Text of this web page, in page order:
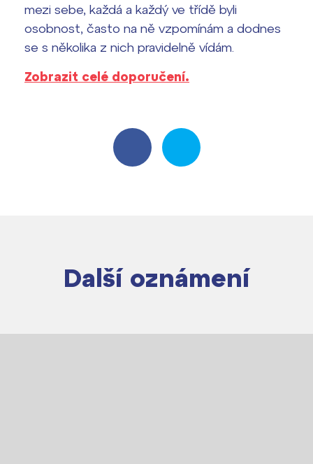
Zahraniční stipendia
ČAG studentský
Maturitní témata
Harmonogram školního roku
mezi sebe, každá a každý ve třídě byli
osobnost, často na ně vzpomínám a dodnes
se s několika z nich pravidelně vídám.
Zobrazit celé doporučení.
Další oznámení